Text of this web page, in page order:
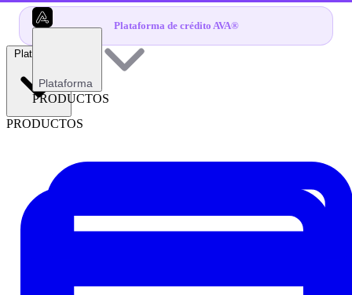
Plataforma de crédito AVA®
Plataforma
PRODUCTOS
Plataforma
PRODUCTOS